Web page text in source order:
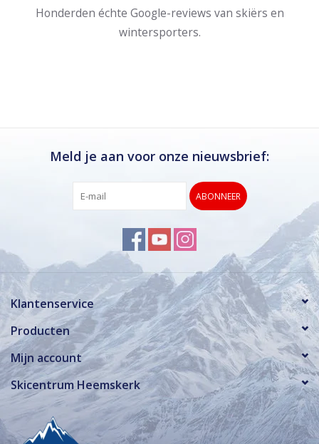
Honderden échte Google-reviews van skiërs en
wintersporters.
Meld je aan voor onze nieuwsbrief:
ABONNEER
Klantenservice
Producten
Mijn account
Skicentrum Heemskerk